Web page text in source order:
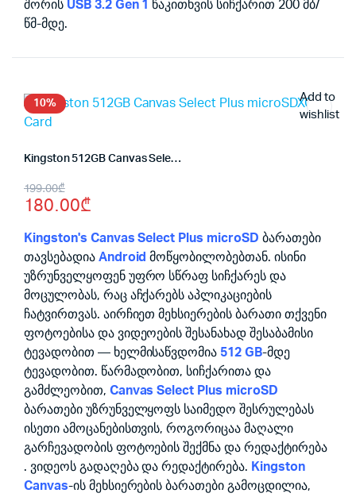
შორისUSB 3.2 Gen 1 წაკითხვის სიჩქარით 200 მბ/
წმ-მდე.
10%
Add to
wishlist
Kingston 512GB Canvas Select Plus microSDXC Card
199.00₾
Original
price
was:
199.00₾.
180.00₾
Current
price
is:
180.00₾.
Kingston's Canvas Select Plus microSD ბარათები
თავსებადია Android მოწყობილობებთან. ისინი
უზრუნველყოფენ უფრო სწრაფ სიჩქარეს და
მოცულობას, რაც აჩქარებს აპლიკაციების
ჩატვირთვას. აირჩიეთ მეხსიერების ბარათი თქვენი
ფოტოებისა და ვიდეოების შესანახად შესაბამისი
ტევადობით — ხელმისაწვდომია 512 GB-მდე
ტევადობით. წარმადობით, სიჩქარითა და
გამძლეობით, Canvas Select Plus microSD
ბარათები უზრუნველყოფს საიმედო შესრულებას
ისეთი ამოცანებისთვის, როგორიცაა მაღალი
გარჩევადობის ფოტოების შექმნა და რედაქტირება
. ვიდეოს გადაღება და რედაქტირება. Kingston
Canvas-ის მეხსიერების ბარათები გამოცდილია,